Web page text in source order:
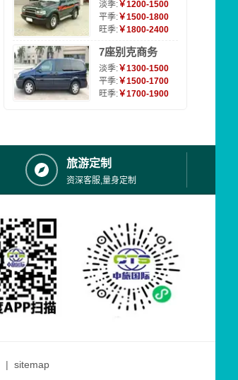
淡季:￥1200-1500
平季:￥1500-1800
旺季:￥1800-2400
7座别克商务
淡季:￥1300-1500
平季:￥1500-1700
旺季:￥1700-1900
旅游定制
资深客服,量身定制
| sitemap